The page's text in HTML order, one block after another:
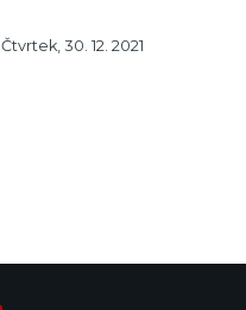
Čtvrtek, 30. 12. 2021